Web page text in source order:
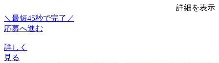
詳細を表示
＼最短45秒で完了／
応募へ進む
詳しく
見る